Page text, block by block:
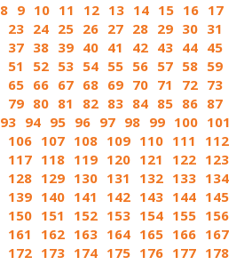
8 9 10 11 12 13 14 15 16 17
23 24 25 26 27 28 29 30 31
37 38 39 40 41 42 43 44 45
51 52 53 54 55 56 57 58 59
65 66 67 68 69 70 71 72 73
79 80 81 82 83 84 85 86 87
93 94 95 96 97 98 99 100 101
106 107 108 109 110 111
112
117 118 119 120 121 122 123
128 129 130 131 132 133 134
139 140 141 142 143 144 145
150 151 152 153 154 155 156
161 162 163 164 165 166 167
172 173 174 175 176 177 178